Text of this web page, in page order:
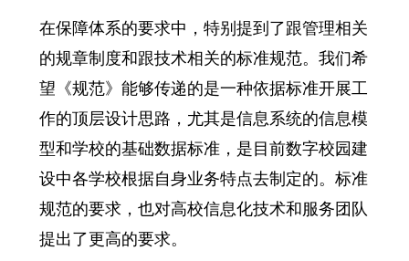
在保障体系的要求中，特别提到了跟管理相关
的规章制度和跟技术相关的标准规范。我们希
望《规范》能够传递的是一种依据标准开展工
作的顶层设计思路，尤其是信息系统的信息模
型和学校的基础数据标准，是目前数字校园建
设中各学校根据自身业务特点去制定的。标准
规范的要求，也对高校信息化技术和服务团队
提出了更高的要求。